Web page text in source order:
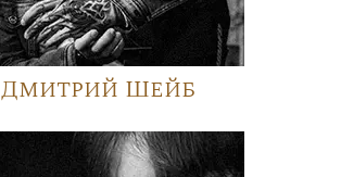
Дмитрий Шейб